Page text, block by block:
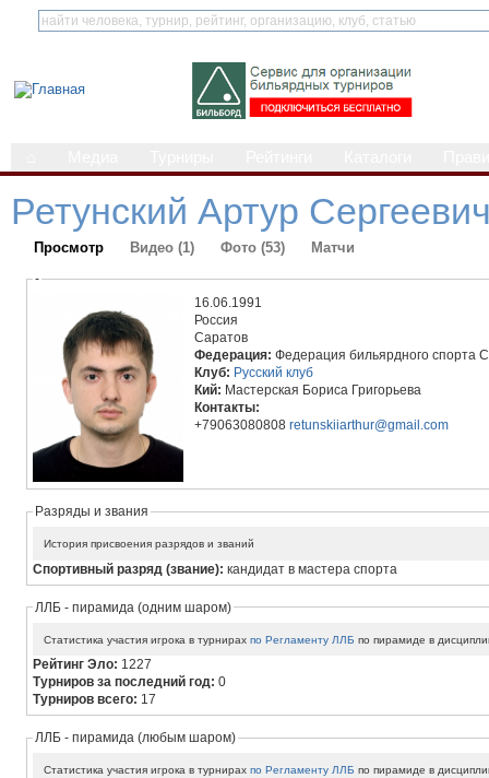
Ретунский Артур
Просмотр Видео (1) Фото (53) Матчи
-
16.06.1991
Россия
Саратов
Федерация:Федерация бильярдного спорта
Клуб: Русский клуб
Кий: Мастерская Бориса Григорьева
Контакты:
+79063080808retunskiiarthur@gmail.com
Разряды и звания
История присвоения разрядов и званий
Спортивный разряд (звание):кандидат в мастера спорта
ЛЛБ - пирамида (одним шаром)
Статистика участия игрока в турнирахпо Регламенту ЛЛБ по пирамиде в
Рейтинг Эло: 1227
Турниров за последний год:0
Турниров всего: 17
ЛЛБ - пирамида (любым шаром)
Статистика участия игрока в турнирахпо Регламенту ЛЛБ по пирамиде в